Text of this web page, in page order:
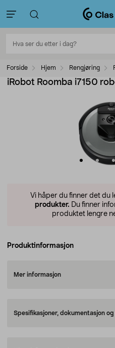
Forside Hjem Rengjøring
iRobot Roomba i7150
Vi håper du finner det du
produkter. Du finner
produktet lengre
Produktinformasjon
Mer informasjon
Spesifikasjoner, dokumentasjon